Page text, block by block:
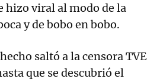
hizo viral al modo de la
y de bobo en bobo.
saltó a la censora TVE
que se descubrió el